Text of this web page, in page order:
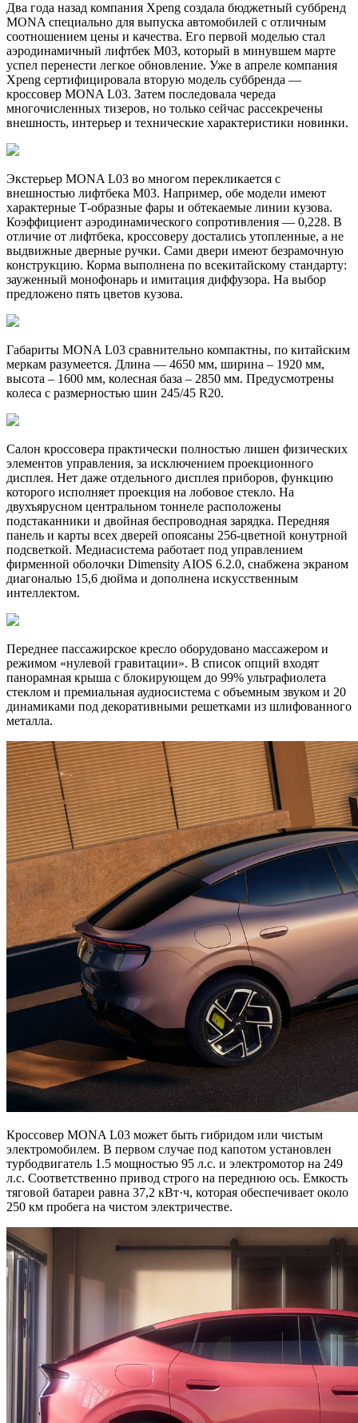
Два года назад компания Xpeng создала бюджетный суббренд
MONA специально для выпуска автомобилей с отличным
соотношением цены и качества. Его первой моделью стал
аэродинамичный лифтбек M03, который в минувшем марте
успел перенести легкое обновление. Уже в апреле компания
Xpeng сертифицировала вторую модель суббренда —
кроссовер MONA L03. Затем последовала череда
многочисленных тизеров, но только сейчас рассекречены
внешность, интерьер и технические характеристики новинки.
Экстерьер MONA L03 во многом перекликается с
внешностью лифтбека M03. Например, обе модели имеют
характерные Т-образные фары и обтекаемые линии кузова.
Коэффициент аэродинамического сопротивления — 0,228. В
отличие от лифтбека, кроссоверу достались утопленные, а не
выдвижные дверные ручки. Сами двери имеют безрамочную
конструкцию. Корма выполнена по всекитайскому стандарту:
зауженный монофонарь и имитация диффузора. На выбор
предложено пять цветов кузова.
Габариты MONA L03 сравнительно компактны, по китайским
меркам разумеется. Длина — 4650 мм, ширина – 1920 мм,
высота – 1600 мм, колесная база – 2850 мм. Предусмотрены
колеса с размерностью шин 245/45 R20.
Салон кроссовера практически полностью лишен физических
элементов управления, за исключением проекционного
дисплея. Нет даже отдельного дисплея приборов, функцию
которого исполняет проекция на лобовое стекло. На
двухъярусном центральном тоннеле расположены
подстаканники и двойная беспроводная зарядка. Передняя
панель и карты всех дверей опоясаны 256-цветной конутрной
подсветкой. Медиасистема работает под управлением
фирменной оболочки Dimensity AIOS 6.2.0, снабжена экраном
диагональю 15,6 дюйма и дополнена искусственным
интеллектом.
Переднее пассажирское кресло оборудовано массажером и
режимом «нулевой гравитации». В список опций входят
панорамная крыша с блокирующем до 99% ультрафиолета
стеклом и премиальная аудиосистема с объемным звуком и 20
динамиками под декоративными решетками из шлифованного
металла.
Кроссовер MONA L03 может быть гибридом или чистым
электромобилем. В первом случае под капотом установлен
турбодвигатель 1.5 мощностью 95 л.с. и электромотор на 249
л.с. Соответственно привод строго на переднюю ось. Емкость
тяговой батареи равна 37,2 кВт·ч, которая обеспечивает около
250 км пробега на чистом электричестве.